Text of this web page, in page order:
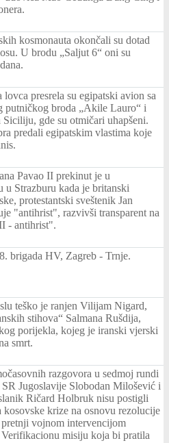
kosmonauta okončali su dotad
U brodu „Saljut 6“ oni su
presrela su egipatski avion sa
putničkog broda „Akile Lauro“ i
gde su otmičari uhapšeni.
predali egipatskim vlastima koje
Pavao II prekinut je u
u Strazburu kada je britanski
protestantski sveštenik Jan
"antihrist", razvivši transparent na
- antihrist".
brigada HV, Zagreb - Trnje.
teško je ranjen Vilijam Nigard,
stihova“ Salmana Rušdija,
porijekla, kojeg je iranski vjerski
smrt.
razgovora u sedmoj rundi
Jugoslavije Slobodan Milošević i
Ričard Holbruk nisu postigli
kosovske krize na osnovu rezolucije
vojnom intervencijom
misiju koja bi pratila